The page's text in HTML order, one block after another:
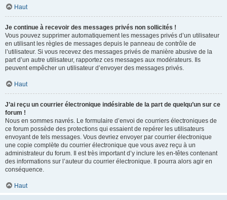
Haut
Je continue à recevoir des messages privés non sollicités !
Vous pouvez supprimer automatiquement les messages privés d’un utilisateur
en utilisant les règles de messages depuis le panneau de contrôle de
l’utilisateur. Si vous recevez des messages privés de manière abusive de la
part d’un autre utilisateur, rapportez ces messages aux modérateurs. Ils
peuvent empêcher un utilisateur d’envoyer des messages privés.
Haut
J’ai reçu un courrier électronique indésirable de la part de quelqu’un sur ce
forum !
Nous en sommes navrés. Le formulaire d’envoi de courriers électroniques de
ce forum possède des protections qui essaient de repérer les utilisateurs
envoyant de tels messages. Vous devriez envoyer par courrier électronique
une copie complète du courrier électronique que vous avez reçu à un
administrateur du forum. Il est très important d’y inclure les en-têtes contenant
des informations sur l’auteur du courrier électronique. Il pourra alors agir en
conséquence.
Haut